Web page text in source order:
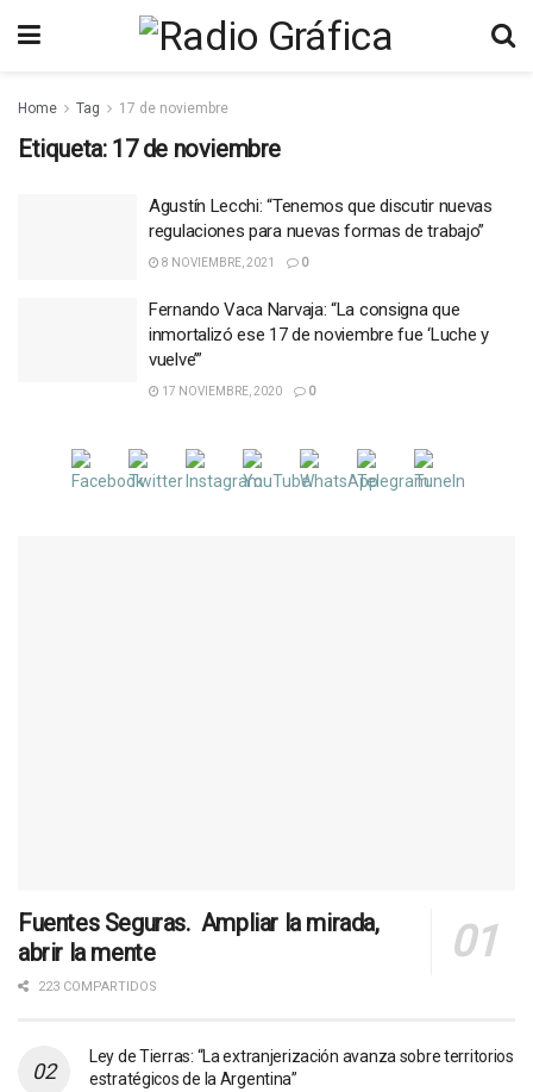
Home Tag 17 de noviembre
Etiqueta: 17 de noviembre
Agustín Lecchi: “Tenemos que discutir nuevas
regulaciones para nuevas formas de trabajo”
8 NOVIEMBRE, 2021 0
Fernando Vaca Narvaja: “La consigna que
inmortalizó ese 17 de noviembre fue ‘Luche y
vuelve’”
17 NOVIEMBRE, 2020 0
Fuentes Seguras. Ampliar la mirada,
abrir la mente
223 COMPARTIDOS
Ley de Tierras: “La extranjerización avanza sobre territorios
estratégicos de la Argentina”